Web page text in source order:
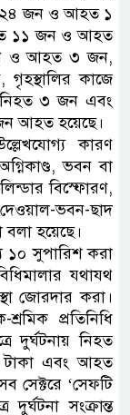
২৪ জন ও আহত ১
১১ জন ও আহত
ও আহত ৩ জন,
কাজে
৩ জন এবং
আহত হয়েছে।
কারণ
ভবন বা
বিস্ফোরণ,
দেওয়াল-ভবন-ছাদ
হয়েছে।
১০ সুপারিশ করা
যথাযথ
জোরদার করা।
প্রতিনিধি
দুর্ঘটনায় নিহত
টাকা এবং আহত
সেক্টরে ‘সেফটি
সংক্রান্ত